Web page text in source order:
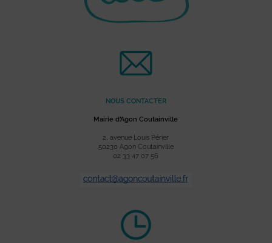
NOUS CONTACTER
Mairie d’Agon Coutainville
2, avenue Louis Périer
50230 Agon Coutainville
02 33 47 07 56